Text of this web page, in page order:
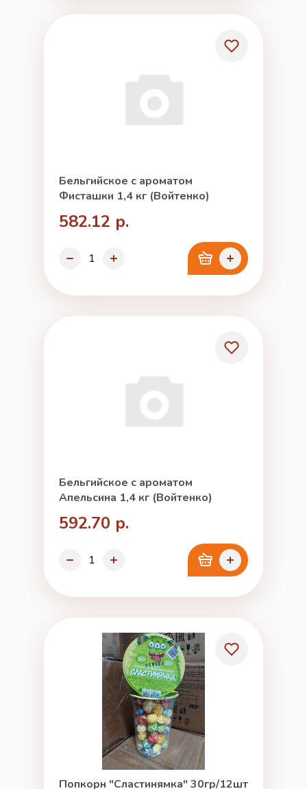
Бельгийское с ароматом
Фисташки 1,4 кг (Войтенко)
582.12 р.
Бельгийское с ароматом
Апельсина 1,4 кг (Войтенко)
592.70 р.
Попкорн "Сластинямка" 30гр/12шт